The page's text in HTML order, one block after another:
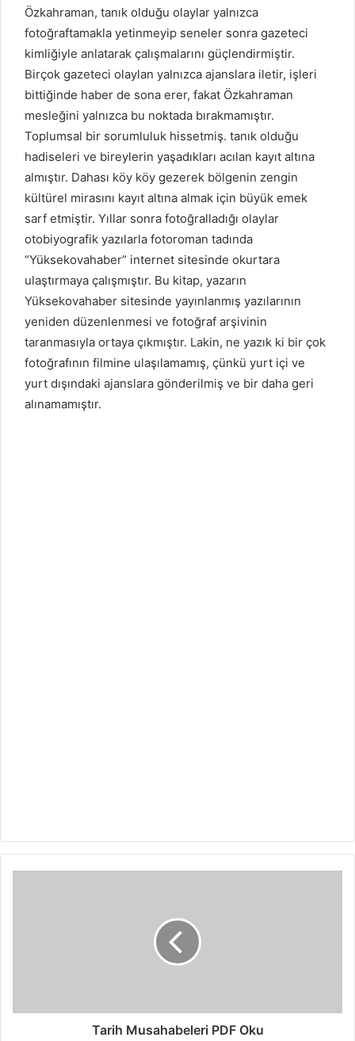
Özkahraman, tanık olduğu olaylar yalnızca
fotoğraftamakla yetinmeyip seneler sonra gazeteci
kimliğiyle anlatarak çalışmalarını güçlendirmiştir.
Birçok gazeteci olaylan yalnızca ajanslara iletir, işleri
bittiğinde haber de sona erer, fakat Özkahraman
mesleğini yalnızca bu noktada bırakmamıştır.
Toplumsal bir sorumluluk hissetmiş. tanık olduğu
hadiseleri ve bireylerin yaşadıkları acılan kayıt altına
almıştır. Dahası köy köy gezerek bölgenin zengin
kültürel mirasını kayıt altına almak için büyük emek
sarf etmiştir. Yıllar sonra fotoğralladığı olaylar
otobiyografik yazılarla fotoroman tadında
“Yüksekovahaber” internet sitesinde okurtara
ulaştırmaya çalışmıştır. Bu kitap, yazarın
Yüksekovahaber sitesinde yayınlanmış yazılarının
yeniden düzenlenmesi ve fotoğraf arşivinin
taranmasıyla ortaya çıkmıştır. Lakin, ne yazık ki bir çok
fotoğrafının filmine ulaşılamamış, çünkü yurt içi ve
yurt dışındaki ajanslara gönderilmiş ve bir daha geri
alınamamıştır.
Tarih Musahabeleri PDF Oku